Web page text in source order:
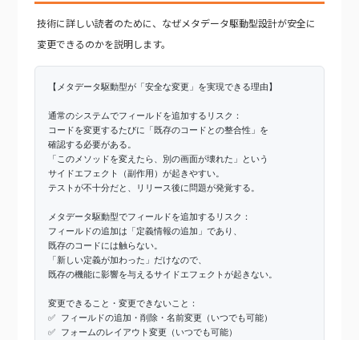
技術に詳しい読者のために、なぜメタデータ駆動型設計が安全に
変更できるのかを説明します。
【メタデータ駆動型が「安全な変更」を実現できる理由】
通常のシステムでフィールドを追加するリスク：
コードを変更するたびに「既存のコードとの整合性」を
確認する必要がある。
「このメソッドを変えたら、別の画面が壊れた」という
サイドエフェクト（副作用）が起きやすい。
テストが不十分だと、リリース後に問題が発覚する。
メタデータ駆動型でフィールドを追加するリスク：
フィールドの追加は「定義情報の追加」であり、
既存のコードには触らない。
「新しい定義が加わった」だけなので、
既存の機能に影響を与えるサイドエフェクトが起きない。
変更できること・変更できないこと：
✅ フィールドの追加・削除・名前変更（いつでも可能）
✅ フォームのレイアウト変更（いつでも可能）